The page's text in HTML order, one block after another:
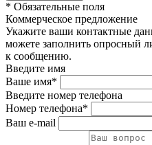
* Обязательные поля
Коммерческое предложение
Укажите ваши контактные
можете заполнить опросный
к сообщению.
Введите имя
Ваше имя*
Введите номер телефона
Номер телефона*
Ваш e-mail